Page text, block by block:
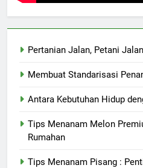
Pertanian Jalan, Petani
Membuat Standarisasi
Antara Kebutuhan Hidup
Tips Menanam Melon
Rumahan
Tips Menanam Pisang :